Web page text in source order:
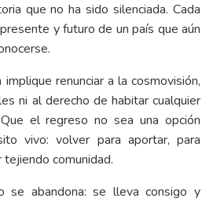
que no ha sido silenciada. Cada
y futuro de un país que aún
renunciar a la cosmovisión,
ni al derecho de habitar cualquier
el regreso no sea una opción
vivo: volver para aportar, para
comunidad.
se abandona: se lleva consigo y